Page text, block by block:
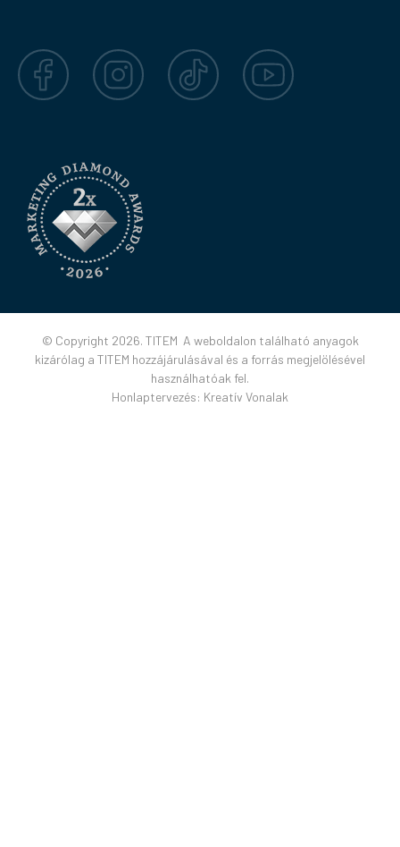
Facebook Instagram TikTok YouTube
© Copyright 2026. TITEM A weboldalon található anyagok
kizárólag a TITEM hozzájárulásával és a forrás megjelölésével
használhatóak fel.
Honlaptervezés: Kreatív Vonalak